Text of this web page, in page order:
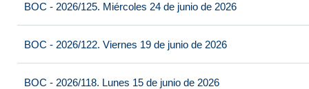
BOC - 2026/125. Miércoles 24 de junio de 2026
BOC - 2026/122. Viernes 19 de junio de 2026
BOC - 2026/118. Lunes 15 de junio de 2026